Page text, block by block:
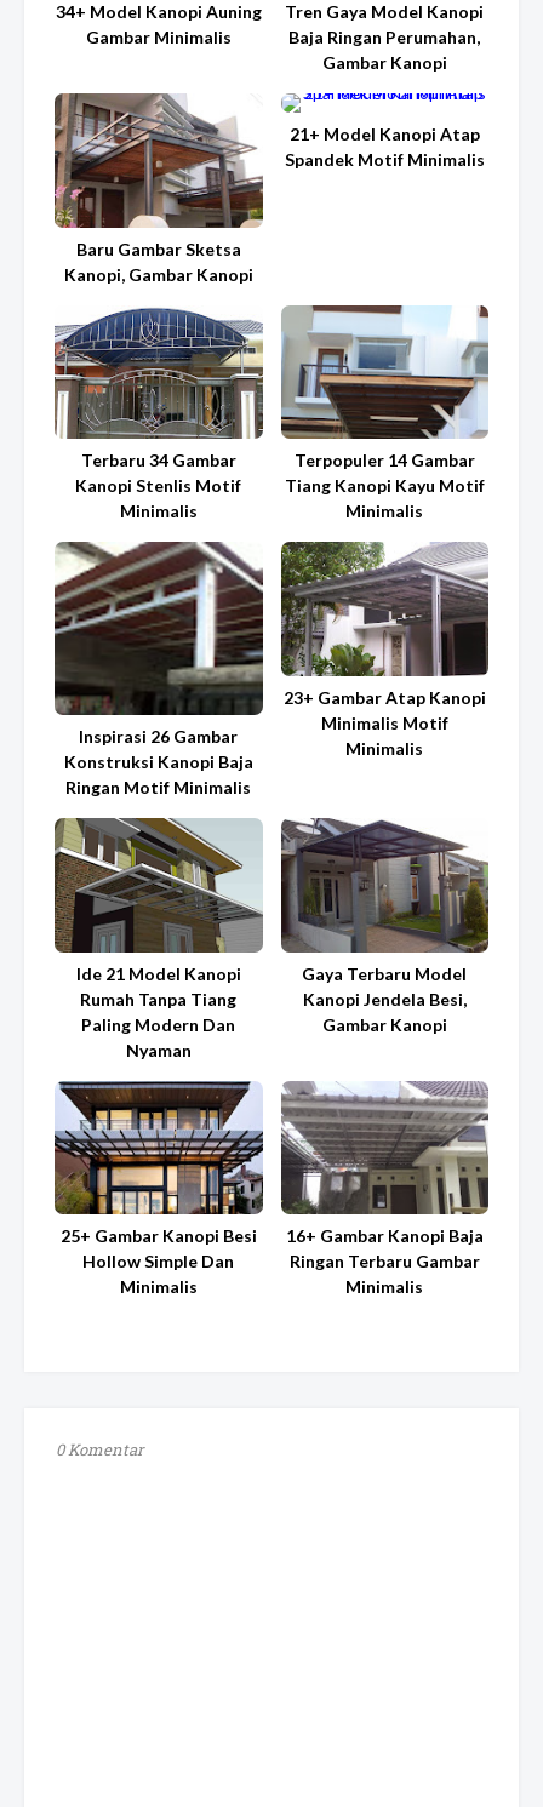
34+ Model Kanopi Auning
Gambar Minimalis
Tren Gaya Model Kanopi
Baja Ringan Perumahan,
Gambar Kanopi
Baru Gambar Sketsa
Kanopi, Gambar Kanopi
21+ Model Kanopi Atap
Spandek Motif Minimalis
Terbaru 34 Gambar
Kanopi Stenlis Motif
Minimalis
Terpopuler 14 Gambar
Tiang Kanopi Kayu Motif
Minimalis
Inspirasi 26 Gambar
Konstruksi Kanopi Baja
Ringan Motif Minimalis
23+ Gambar Atap Kanopi
Minimalis Motif
Minimalis
Ide 21 Model Kanopi
Rumah Tanpa Tiang
Paling Modern Dan
Nyaman
Gaya Terbaru Model
Kanopi Jendela Besi,
Gambar Kanopi
25+ Gambar Kanopi Besi
Hollow Simple Dan
Minimalis
16+ Gambar Kanopi Baja
Ringan Terbaru Gambar
Minimalis
0 Komentar